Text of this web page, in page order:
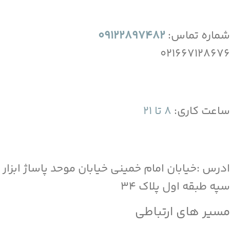
شماره تماس:09122897482
021667128676
ساعت کاری: 8 تا 21
ادرس :خیابان امام خمینی خیابان موحد پاساژ ابزار
سپه طبقه اول پلاک 34
مسیر های ارتباطی